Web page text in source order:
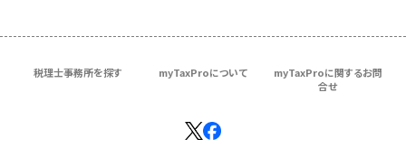
税理士事務所を探す myTaxProについて
myTaxProに関するお問
合せ